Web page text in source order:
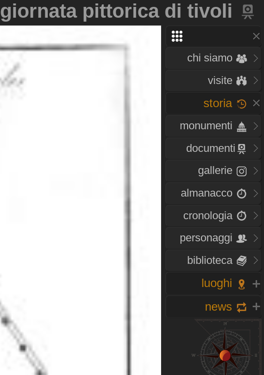
giornata pittorica di tivoli
chi siamo
visite
storia
monumenti
documenti
gallerie
almanacco
cronologia
personaggi
biblioteca
luoghi
news